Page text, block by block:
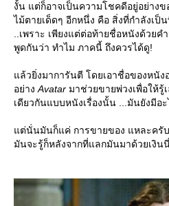
งั้น แต่ก็อาจเป็นความโชคดีอยู่อย่างข
ไม้ตายเด็ดๆ อีกหนึ่ง คือ สิ่งที่กำลังเ
..เพราะ เพียงแต่ต่อท้ายชื่อหนังด้วยค
พูดกันว่า ทำไม ภาคนี้ ถึงควรได้ดู!
ล้วยิ่งมาการันตี โดยเอาชื่อของหนัง
อย่างAvatar มาช่วยขายพ่วงเพื่อให้รู้
เดียวกันแบบหนังเรื่องนั้น ...มันยังมีอ
ต่นั่นมันก็แค่ การขายของ แหละครับ
มันจะรู้ก็หลังจากที่แลกมันมาด้วยเงิน